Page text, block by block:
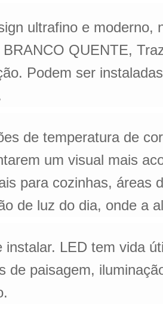
ultrafino e moderno,
QUENTE,
Podem ser
de temperatura de
um visual mais
para cozinhas, áreas
de luz do dia, onde a
instalar. LED tem vida
de paisagem,